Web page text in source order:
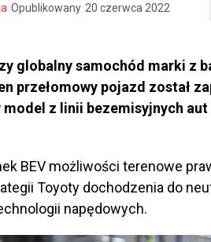
Opublikowany 20 czerwca 2022
globalny samochód marki z
przełomowy pojazd został
z linii bezemisyjnych
BEV możliwości terenowe
Toyoty dochodzenia do
napędowych.